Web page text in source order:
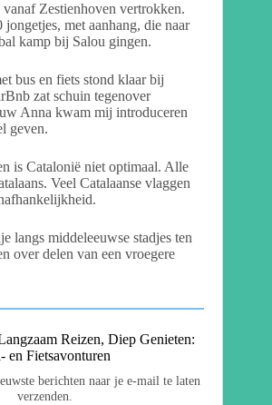
Zestienhoven vertrokken.
met aanhang, die naar
kamp bij Salou gingen.
bus en fiets stond klaar bij
zat schuin tegenover
Anna kwam mij introduceren
geven.
is Catalonië niet optimaal. Alle
Veel Catalaanse vlaggen
langs middeleeuwse stadjes ten
over delen van een vroegere
Reizen, Diep Genieten:
en Fietsavonturen
berichten naar je e-mail te laten
verzenden.